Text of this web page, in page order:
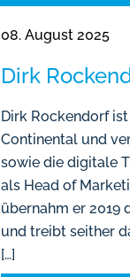
08. August 2025
Dirk
Dirk Rockendorf
Continental und
sowie die digitale
als Head of
übernahm er 2019
und treibt seither
[…]